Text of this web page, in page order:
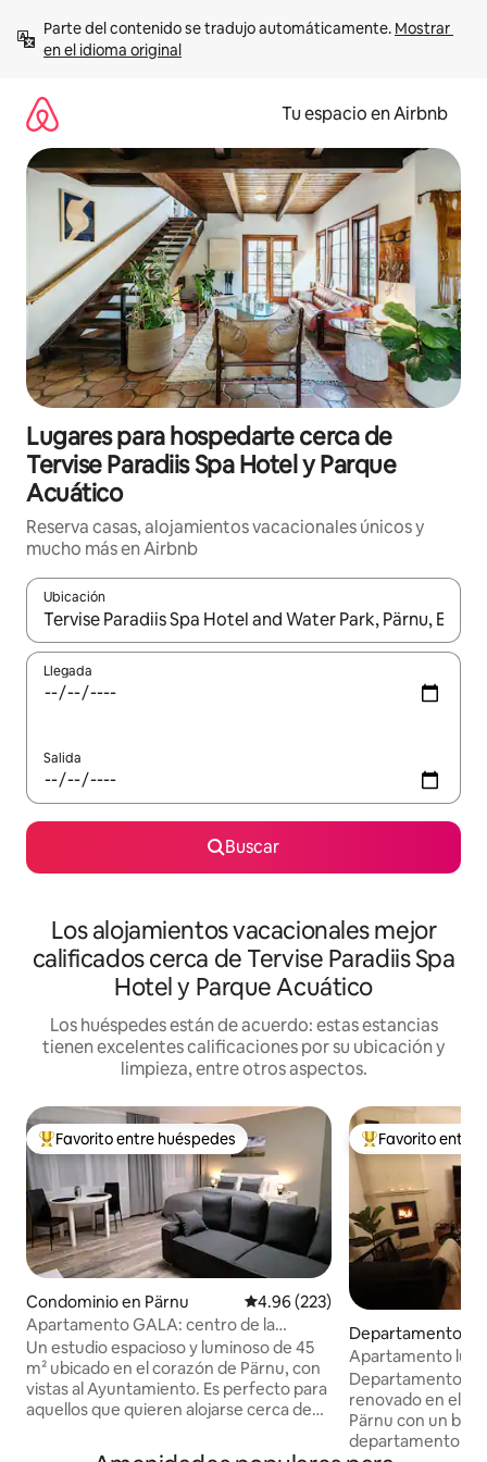
contenido
Parte del contenido se tradujo automáticamente. Mostrar
en el idioma original
Tu espacio en Airbnb
Lugares para hospedarte cerca de
Tervise Paradiis Spa Hotel y Parque
Acuático
Reserva casas, alojamientos vacacionales únicos y
mucho más en Airbnb
Ubicación
Cuando los resultados estén disponibles, podrás navegar
Llegada
Salida
Buscar
Los alojamientos vacacionales mejor
calificados cerca de Tervise Paradiis Spa
Hotel y Parque Acuático
Los huéspedes están de acuerdo: estas estancias
tienen excelentes calificaciones por su ubicación y
limpieza, entre otros aspectos.
De los mejores en Favorito entre huéspedes
Favorito entre huéspedes
Condominio en Pärnu Calificación promedio: 4.96 de
4.96 (223)
Apartamento GALA: centro de la
ciudad, con vistas al Ayuntamiento
Un estudio espacioso y luminoso de 45
m² ubicado en el corazón de Pärnu, con
vistas al Ayuntamiento. Es perfecto para
aquellos que quieren alojarse cerca de
atracciones, mientras disfrutan de la paz
De los mejores
Favorito entre
Departamento en
Apartamento
distrito costero
Departamento
renovado en el
Pärnu con un
departamento